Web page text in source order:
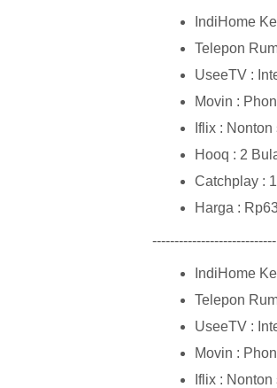
IndiHome
Telepon
UseeTV :
Movin :
Iflix :
Hooq : 2
Catchplay :
Harga :
----------------------------
IndiHome
Telepon
UseeTV :
Movin :
Iflix :